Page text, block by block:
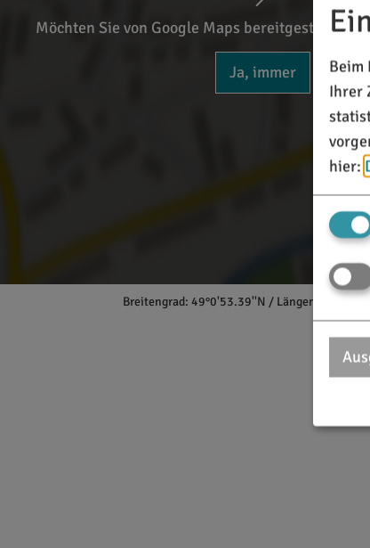
Möchten Sie von Google Maps bereitgestellte
Ja, immer
Breitengrad: 49°0'53.39''N / Längengrad:
Beim
Ihrer
hier: